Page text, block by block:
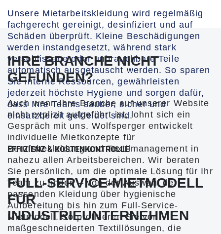
Unsere Mietarbeitskleidung wird regelmäßig
fachgerecht gereinigt, desinfiziert und auf
Schäden überprüft. Kleine Beschädigungen
werden instandgesetzt, während stark
verschlissene oder unbrauchbare Teile
automatisch ausgetauscht werden. So sparen
Sie interne Ressourcen, gewährleisten
jederzeit höchste Hygiene und sorgen dafür,
dass Ihre Teams sauber, sicher und
einsatzbereit gekleidet sind.
EFFIZIENZ & KOSTENKONTROLLE
FULL-SERVICE-MIETMODELL
FÜR
INDUSTRIEUNTERNEHMEN
IHRE BRANCHE NICHT
GEFUNDEN?
Auch wenn Ihre Branche auf unserer Website
nicht explizit aufgeführt ist, lohnt sich ein
Gespräch mit uns. Wolfsperger entwickelt
individuelle Mietkonzepte für
Berufsbekleidung und Textilmanagement in
nahezu allen Arbeitsbereichen. Wir beraten
Sie persönlich, um die optimale Lösung für Ihr
Team zu finden – von der Auswahl der
passenden Kleidung über hygienische
Aufbereitung bis hin zum Full-Service-
Mietmodell. So profitieren Sie von
maßgeschneiderten Textillösungen, die